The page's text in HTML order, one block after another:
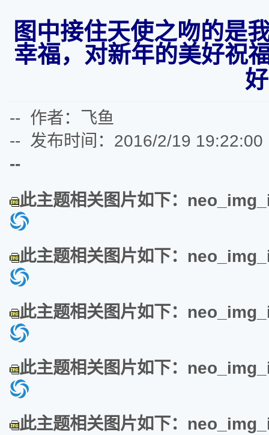
图中接住天使之吻的是
幸福，对新年的美好祝
-- 作者：飞鱼
-- 发布时间：2016/2/19 19:22:00
--
此主题相关图片如下：
此主题相关图片如下：
此主题相关图片如下：
此主题相关图片如下：
此主题相关图片如下：